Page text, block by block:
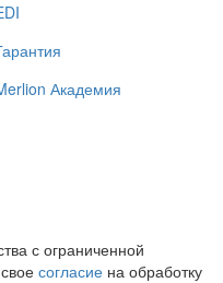
Академия
с ограниченной
согласие на обработку